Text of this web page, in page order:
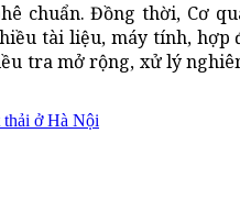
chuẩn. Đồng thời, Cơ
tài liệu, máy tính, hợp
tra mở rộng, xử lý
thải ở Hà Nội